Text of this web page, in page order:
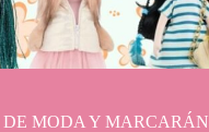
MODA Y MARCARÁN